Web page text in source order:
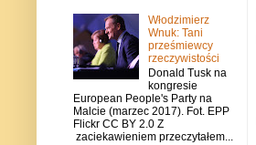
Włodzimierz
Wnuk: Tani
prześmiewcy
rzeczywistości
Donald Tusk na
kongresie
European People's Party na
Malcie (marzec 2017). Fot. EPP
Flickr CC BY 2.0 Z
zaciekawieniem przeczytałem...